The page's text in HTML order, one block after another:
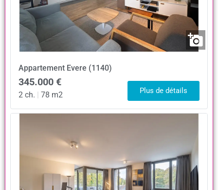
Appartement Evere (1140)
345.000 €
2 ch. | 78 m2 Plus de détails